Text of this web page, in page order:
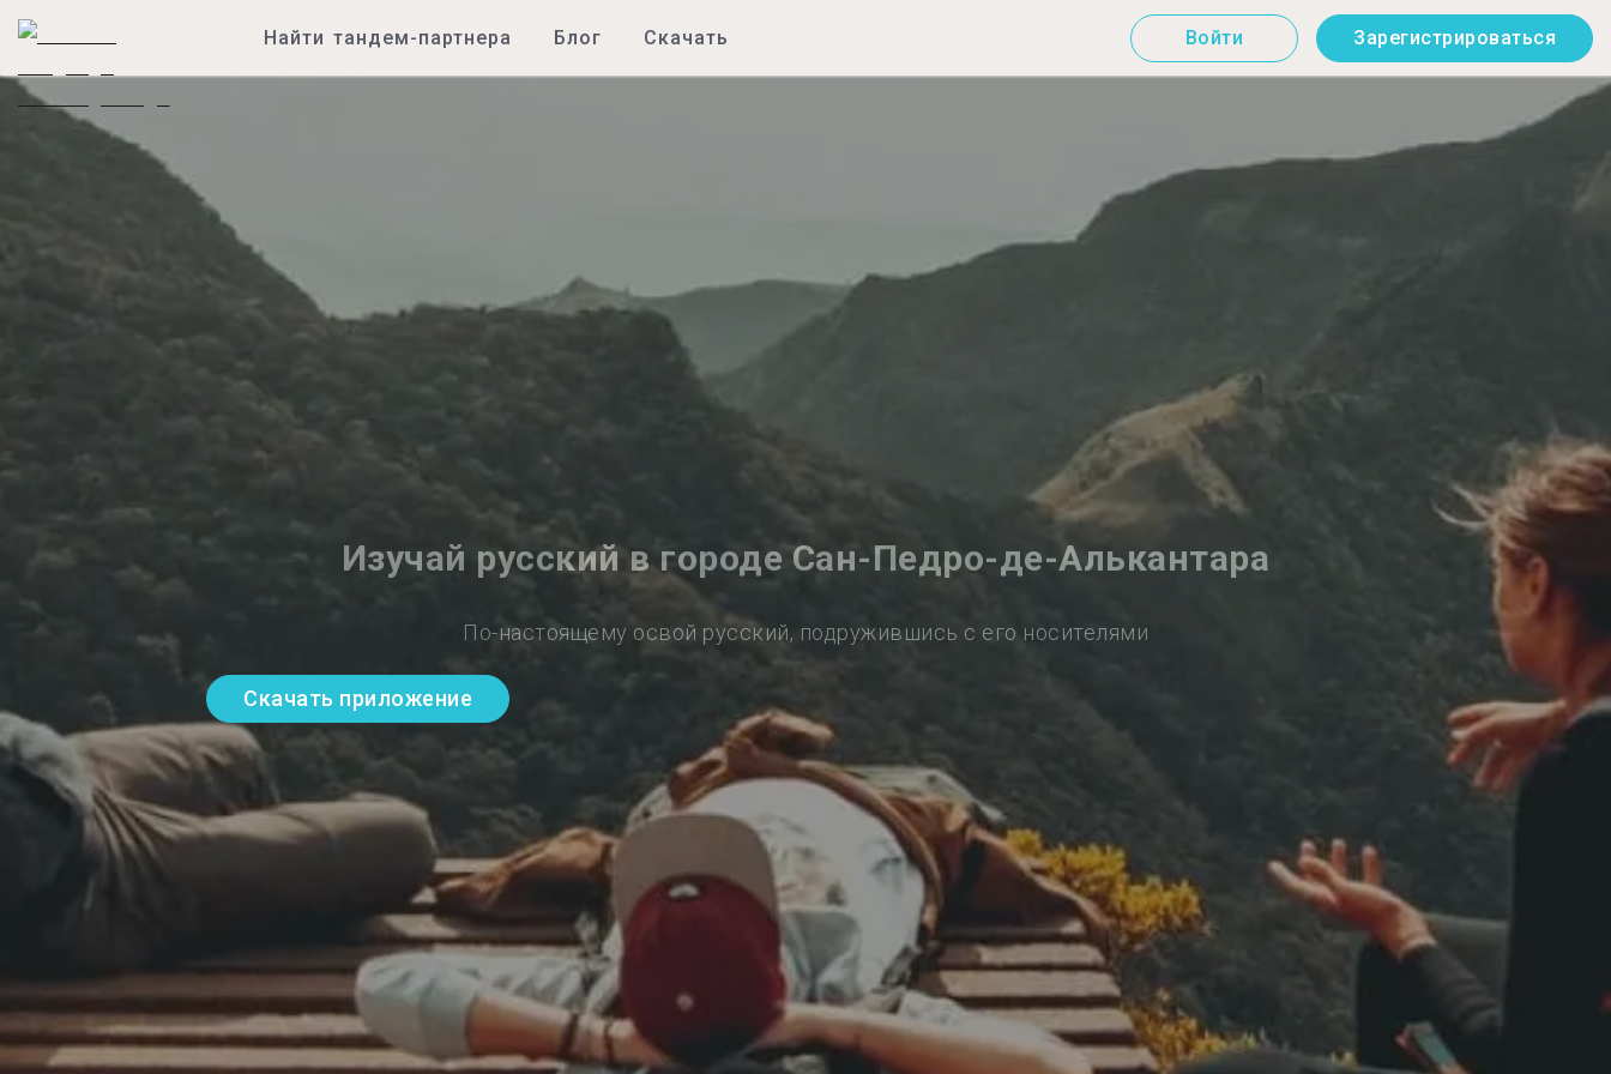
Найти тандем-партнера Блог Скачать Войти Зарегистрироваться
Изучай русский в городе Сан-Педро-де-Алькантара
По-настоящему освой русский, подружившись с его носителями
Скачать приложение